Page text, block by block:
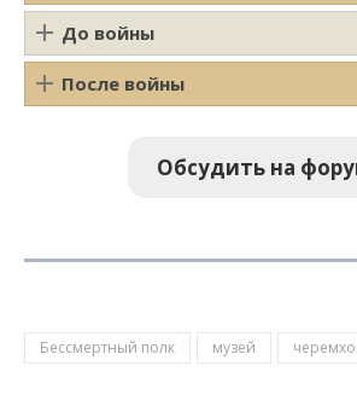
До войны
После войны
Обсудить на
Бессмертный полк музей